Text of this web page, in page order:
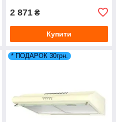
2 871 ₴
Купити
* ПОДАРОК 30грн.